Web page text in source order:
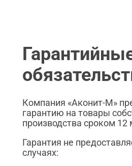
Компания «Аконит-М»
гарантию на товары
производства сроком 12
Гарантия не
случаях: